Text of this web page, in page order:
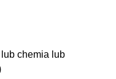
chemia lub